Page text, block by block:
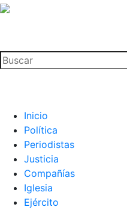
La
Buitre
Inicio
Política
Periodistas
Justicia
Compañías
Iglesia
Ejército